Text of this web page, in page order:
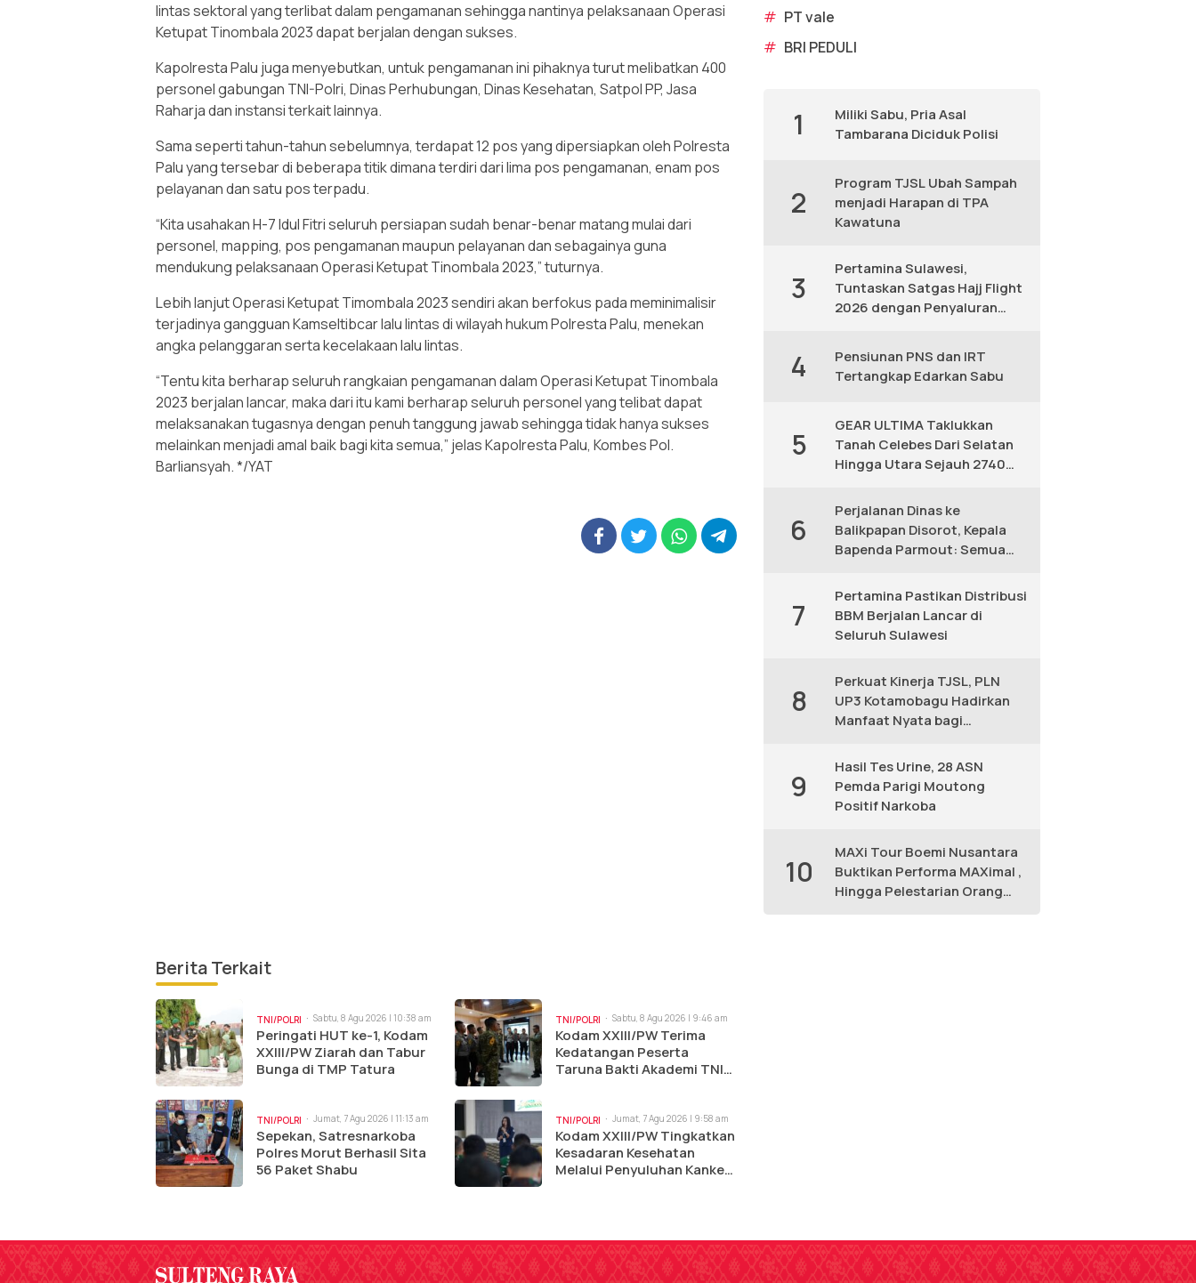
lintas sektoral yang terlibat dalam pengamanan sehingga nantinya pelaksanaan Operasi
Ketupat Tinombala 2023 dapat berjalan dengan sukses.
Kapolresta Palu juga menyebutkan, untuk pengamanan ini pihaknya turut melibatkan 400
personel gabungan TNI-Polri, Dinas Perhubungan, Dinas Kesehatan, Satpol PP, Jasa
Raharja dan instansi terkait lainnya.
Sama seperti tahun-tahun sebelumnya, terdapat 12 pos yang dipersiapkan oleh Polresta
Palu yang tersebar di beberapa titik dimana terdiri dari lima pos pengamanan, enam pos
pelayanan dan satu pos terpadu.
“Kita usahakan H-7 Idul Fitri seluruh persiapan sudah benar-benar matang mulai dari
personel, mapping, pos pengamanan maupun pelayanan dan sebagainya guna
mendukung pelaksanaan Operasi Ketupat Tinombala 2023,” tuturnya.
Lebih lanjut Operasi Ketupat Timombala 2023 sendiri akan berfokus pada meminimalisir
terjadinya gangguan Kamseltibcar lalu lintas di wilayah hukum Polresta Palu, menekan
angka pelanggaran serta kecelakaan lalu lintas.
“Tentu kita berharap seluruh rangkaian pengamanan dalam Operasi Ketupat Tinombala
2023 berjalan lancar, maka dari itu kami berharap seluruh personel yang telibat dapat
melaksanakan tugasnya dengan penuh tanggung jawab sehingga tidak hanya sukses
melainkan menjadi amal baik bagi kita semua,” jelas Kapolresta Palu, Kombes Pol.
Barliansyah. */YAT
Berita Terkait
TNI/POLRI Sabtu, 8 Agu 2026 | 10:38 am
Peringati HUT ke-1, Kodam
XXIII/PW Ziarah dan Tabur
Bunga di TMP Tatura
TNI/POLRI Sabtu, 8 Agu 2026 | 9:46 am
Kodam XXIII/PW Terima
Kedatangan Peserta
Taruna Bakti Akademi TNI
TNI/POLRI Jumat, 7 Agu 2026 | 11:13 am
Sepekan, Satresnarkoba
Polres Morut Berhasil Sita
56 Paket Shabu
TNI/POLRI Jumat, 7 Agu 2026 | 9:58 am
Kodam XXIII/PW Tingkatkan
Kesadaran Kesehatan
Melalui Penyuluhan Kanker
# PT vale
# BRI PEDULI
1
Miliki Sabu, Pria Asal
Tambarana Diciduk Polisi
2
Program TJSL Ubah Sampah
menjadi Harapan di TPA
Kawatuna
3
Pertamina Sulawesi,
Tuntaskan Satgas Hajj Flight
2026 dengan Penyaluran
4
Pensiunan PNS dan IRT
Tertangkap Edarkan Sabu
5
GEAR ULTIMA Taklukkan
Tanah Celebes Dari Selatan
Hingga Utara Sejauh 2740
6
Perjalanan Dinas ke
Balikpapan Disorot, Kepala
Bapenda Parmout: Semua
7
Pertamina Pastikan Distribusi
BBM Berjalan Lancar di
Seluruh Sulawesi
8
Perkuat Kinerja TJSL, PLN
UP3 Kotamobagu Hadirkan
Manfaat Nyata bagi
9
Hasil Tes Urine, 28 ASN
Pemda Parigi Moutong
Positif Narkoba
10
MAXi Tour Boemi Nusantara
Buktikan Performa MAXimal ,
Hingga Pelestarian Orang